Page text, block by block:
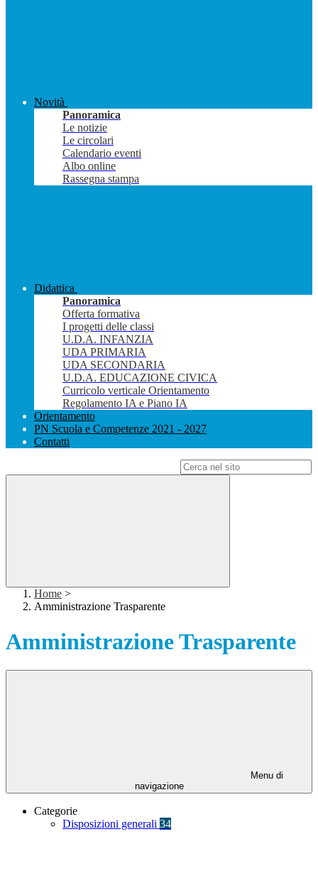
Novità
Panoramica
Le notizie
Le circolari
Calendario eventi
Albo online
Rassegna stampa
Didattica
Panoramica
Offerta formativa
I progetti delle classi
U.D.A. INFANZIA
UDA PRIMARIA
UDA SECONDARIA
U.D.A. EDUCAZIONE CIVICA
Curricolo verticale Orientamento
Regolamento IA e Piano IA
Orientamento
PN Scuola e Competenze 2021 - 2027
Contatti
Home >
Amministrazione Trasparente
Amministrazione Trasparente
Menu di
navigazione
Categorie
Disposizioni generali 34